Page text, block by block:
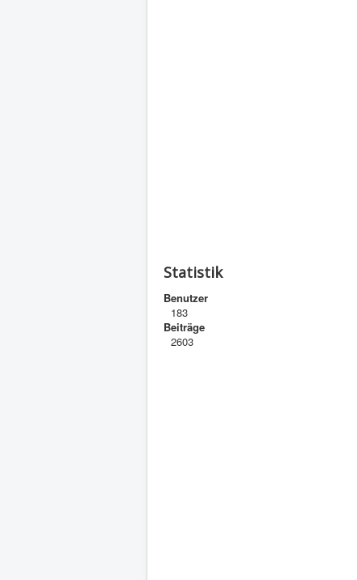
Statistik
Benutzer
183
Beiträge
2603